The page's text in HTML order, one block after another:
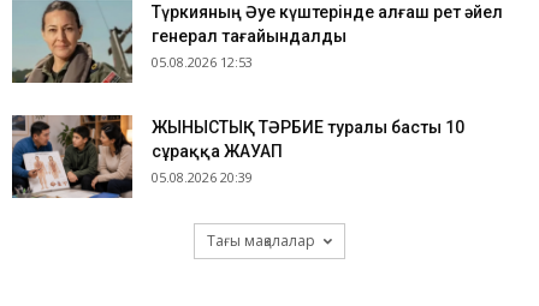
Түркияның Әуе күштерінде алғаш рет әйел
генерал тағайындалды
05.08.2026 12:53
ЖЫНЫСТЫҚ ТӘРБИЕ туралы басты 10
сұраққа ЖАУАП
05.08.2026 20:39
Тағы мақалалар